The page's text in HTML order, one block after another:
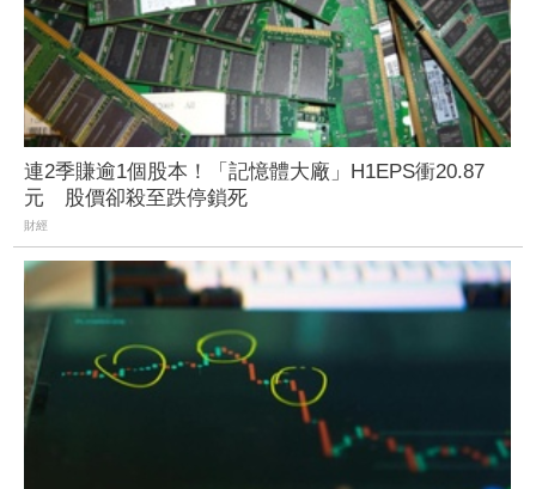
連2季賺逾1個股本！「記憶體大廠」H1EPS衝20.87
元 股價卻殺至跌停鎖死
財經